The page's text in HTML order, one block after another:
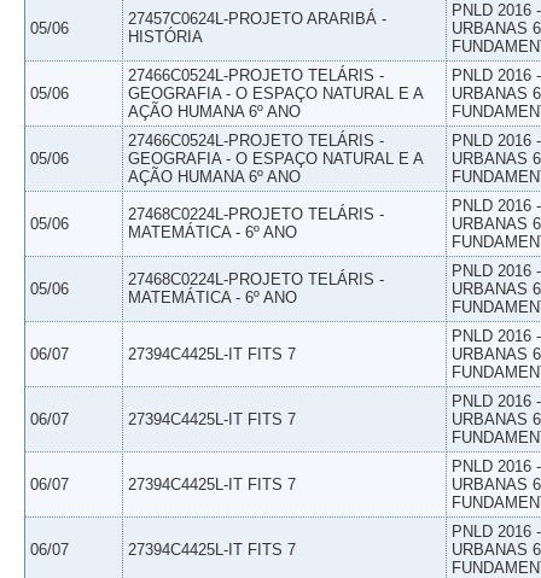
05/06
27457C0624L-PROJETO ARARIBÁ -
HISTÓRIA
PNLD 2016
URBANAS
05/06
27466C0524L-PROJETO TELÁRIS -
GEOGRAFIA - O ESPAÇO NATURAL E A
AÇÃO HUMANA 6º ANO
PNLD 2016
URBANAS
05/06
27466C0524L-PROJETO TELÁRIS -
GEOGRAFIA - O ESPAÇO NATURAL E A
AÇÃO HUMANA 6º ANO
PNLD 2016
URBANAS
05/06
27468C0224L-PROJETO TELÁRIS -
MATEMÁTICA - 6º ANO
PNLD 2016
URBANAS
05/06
27468C0224L-PROJETO TELÁRIS -
MATEMÁTICA - 6º ANO
PNLD 2016
URBANAS
06/07 27394C4425L-IT FITS 7
PNLD 2016
URBANAS
06/07 27394C4425L-IT FITS 7
PNLD 2016
URBANAS
06/07 27394C4425L-IT FITS 7
PNLD 2016
URBANAS
06/07 27394C4425L-IT FITS 7
PNLD 2016
URBANAS